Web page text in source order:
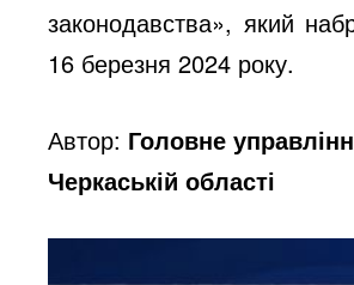
законодавства», який
16 березня 2024 року.
Автор: Головне
Черкаській області